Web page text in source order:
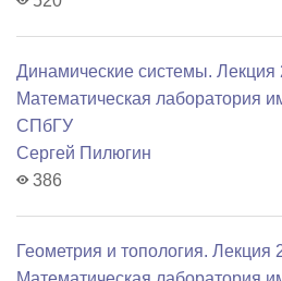
Динамические системы. Лекция
Математичеcкая лаборатория
СПбГУ
Сергей Пилюгин
386
Геометрия и топология. Лекция